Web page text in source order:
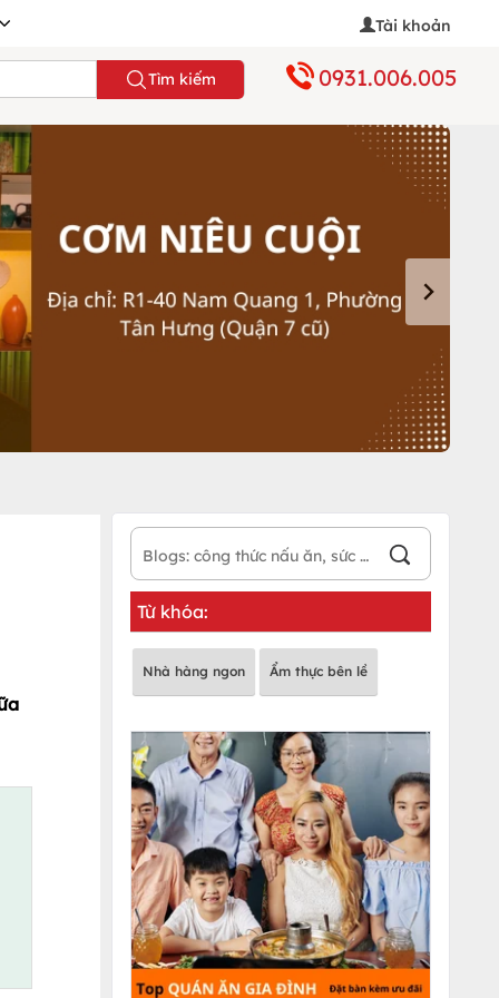
Tài khoản
Tìm kiếm 0931.006.005
Từ khóa:
Nhà hàng ngon Ẩm thực bên lề